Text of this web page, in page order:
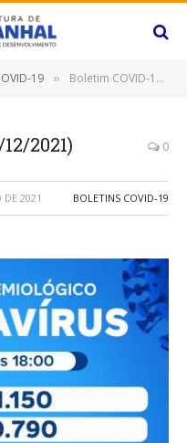
19 » Boletim COVID-19 (09/12/2021)
2021) 0
DE 2021 BOLETINS COVID-19